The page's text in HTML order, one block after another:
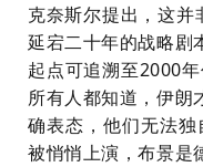
克奈斯尔提出，这并
延宕二十年的战略剧
起点可追溯至2000
所有人都知道，伊朗
确表态，他们无法
被悄悄上演，布景是